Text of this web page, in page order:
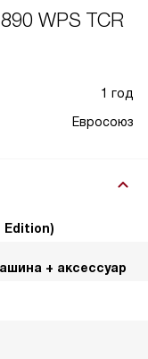
WPS TCR
1 год
Евросоюз
Edition)
+ аксессуар